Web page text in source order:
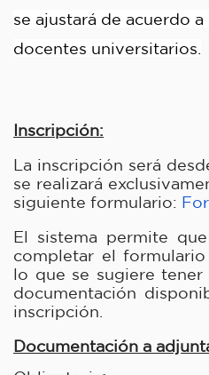
se ajustará de acuerdo
docentes universitarios.
Inscripción:
La inscripción será
se realizará
siguiente formulario:
El sistema permite
completar el formulario
lo que se sugiere
documentación
inscripción.
Documentación a